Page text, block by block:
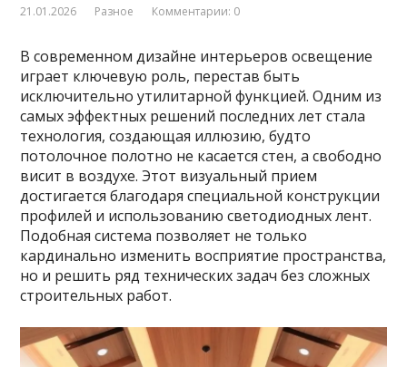
21.01.2026 Разное Комментарии: 0
В современном дизайне интерьеров освещение
играет ключевую роль, перестав быть
исключительно утилитарной функцией. Одним из
самых эффектных решений последних лет стала
технология, создающая иллюзию, будто
потолочное полотно не касается стен, а свободно
висит в воздухе. Этот визуальный прием
достигается благодаря специальной конструкции
профилей и использованию светодиодных лент.
Подобная система позволяет не только
кардинально изменить восприятие пространства,
но и решить ряд технических задач без сложных
строительных работ.